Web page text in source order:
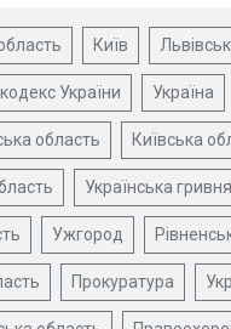
Київ
України Україна
область Київська
Українська гривня
Ужгород
Прокуратура